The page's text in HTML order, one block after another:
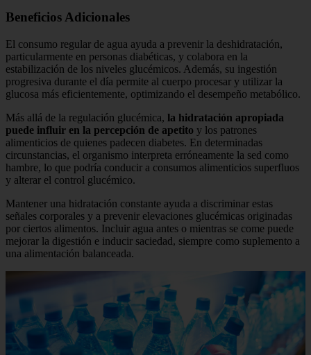
Beneficios Adicionales
El consumo regular de agua ayuda a prevenir la deshidratación,
particularmente en personas diabéticas, y colabora en la
estabilización de los niveles glucémicos. Además, su ingestión
progresiva durante el día permite al cuerpo procesar y utilizar la
glucosa más eficientemente, optimizando el desempeño metabólico.
Más allá de la regulación glucémica, la hidratación apropiada
puede influir en la percepción de apetito y los patrones
alimenticios de quienes padecen diabetes. En determinadas
circunstancias, el organismo interpreta erróneamente la sed como
hambre, lo que podría conducir a consumos alimenticios superfluos
y alterar el control glucémico.
Mantener una hidratación constante ayuda a discriminar estas
señales corporales y a prevenir elevaciones glucémicas originadas
por ciertos alimentos. Incluir agua antes o mientras se come puede
mejorar la digestión e inducir saciedad, siempre como suplemento a
una alimentación balanceada.